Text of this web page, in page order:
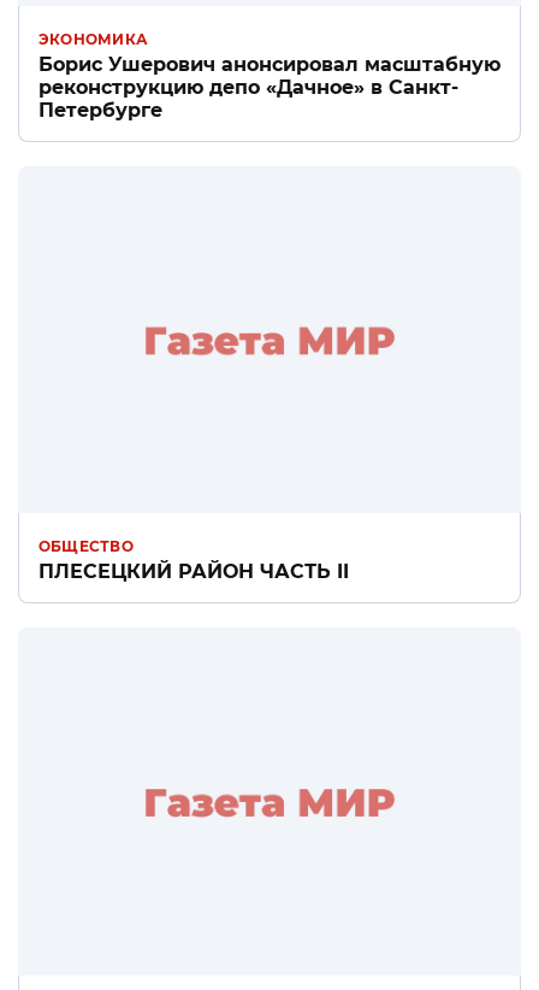
ЭКОНОМИКА
Борис Ушерович анонсировал масштабную
реконструкцию депо «Дачное» в Санкт-
Петербурге
ОБЩЕСТВО
ПЛЕСЕЦКИЙ РАЙОН ЧАСТЬ II